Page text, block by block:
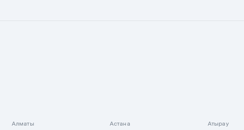
Алматы Астана Атырау